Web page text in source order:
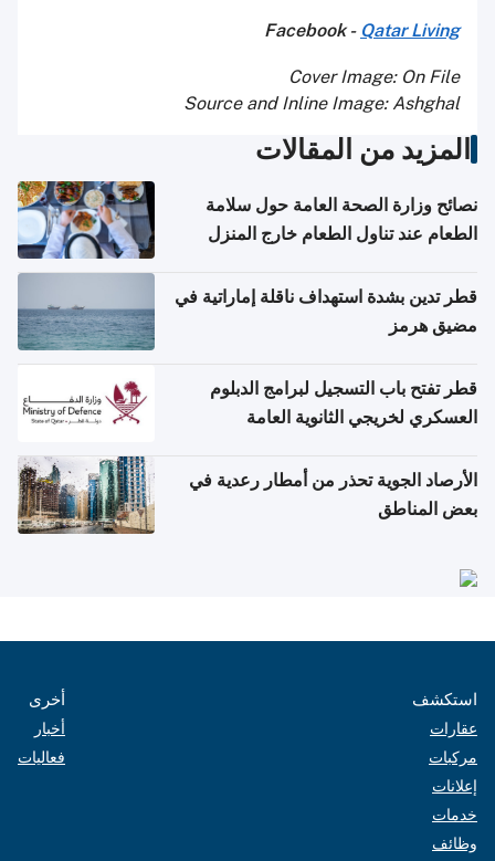
Facebook - Qatar Living
Cover Image: On File
Source and Inline Image: Ashghal
المزيد من المقالات
نصائح وزارة الصحة العامة حول سلامة
الطعام عند تناول الطعام خارج المنزل
قطر تدين بشدة استهداف ناقلة إماراتية في
مضيق هرمز
قطر تفتح باب التسجيل لبرامج الدبلوم
العسكري لخريجي الثانوية العامة
الأرصاد الجوية تحذر من أمطار رعدية في
بعض المناطق
استكشف
عقارات
مركبات
إعلانات
خدمات
وظائف
أخرى
أخبار
فعاليات